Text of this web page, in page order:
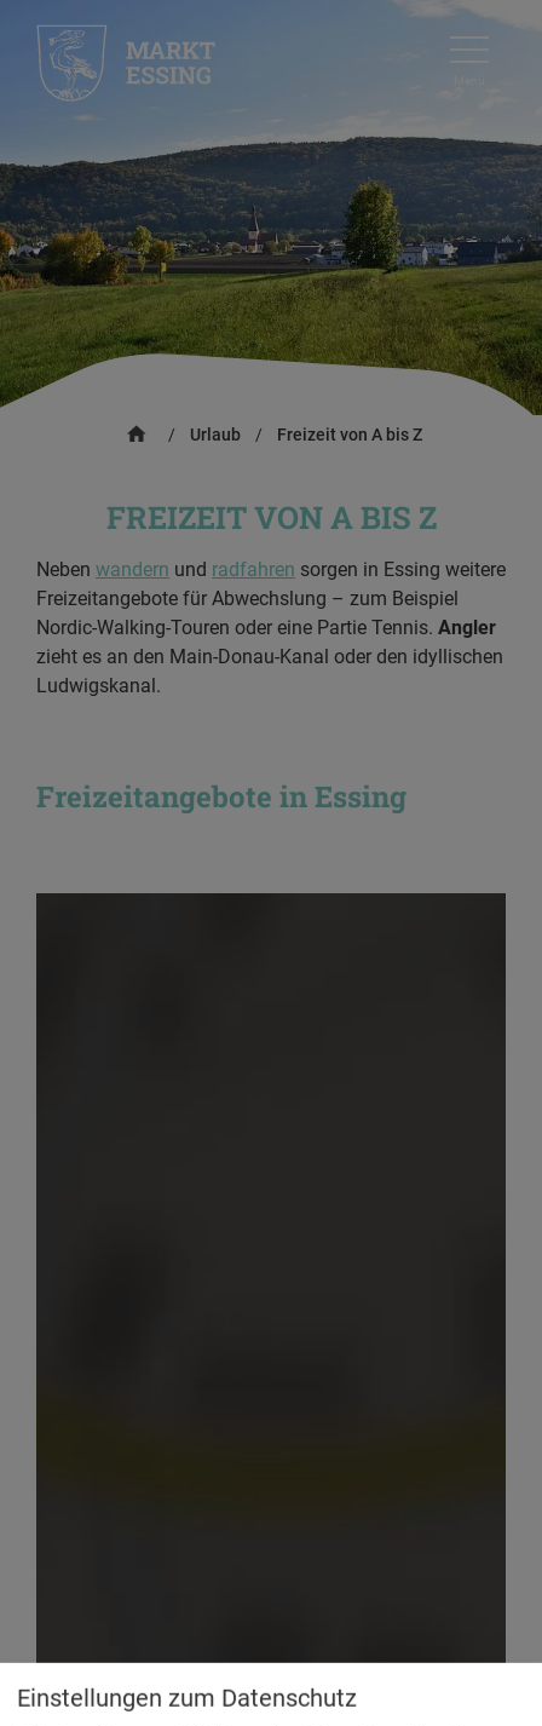
Freizeit von A bis Z
/
Urlaub
/
FREIZEIT VON A BIS Z
Neben wandern und radfahren sorgen in Essing weitere
Freizeitangebote für Abwechslung – zum Beispiel
Nordic-Walking-Touren oder eine Partie Tennis. Angler
zieht es an den Main-Donau-Kanal oder den idyllischen
Ludwigskanal.
Freizeitangebote in Essing
Einstellungen zum Datenschutz